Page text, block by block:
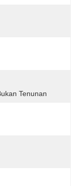
Tenunan